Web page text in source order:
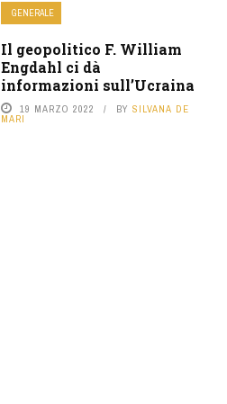
GENERALE
Il geopolitico F. William
Engdahl ci dà
informazioni sull’Ucraina
19 MARZO 2022 BY SILVANA DE
MARI